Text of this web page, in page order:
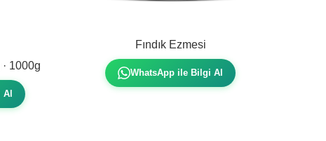
1000g
Fındık Ezmesi
WhatsApp ile Bilgi Al